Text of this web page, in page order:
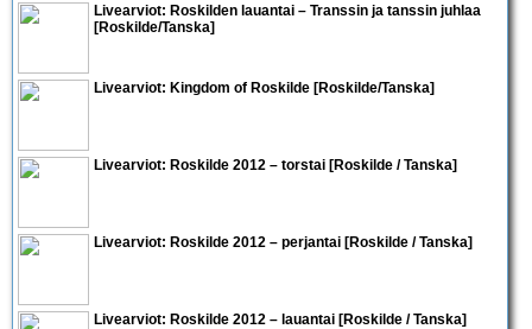
Livearviot: Roskilden lauantai – Transsin ja tanssin juhlaa
[Roskilde/Tanska]
Livearviot: Kingdom of Roskilde [Roskilde/Tanska]
Livearviot: Roskilde 2012 – torstai [Roskilde / Tanska]
Livearviot: Roskilde 2012 – perjantai [Roskilde / Tanska]
Livearviot: Roskilde 2012 – lauantai [Roskilde / Tanska]